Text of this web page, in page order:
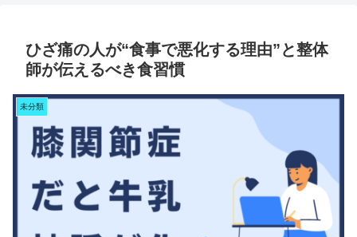
ひざ痛の人が“食事で悪化する理由”と整体
師が伝えるべき食習慣
未分類